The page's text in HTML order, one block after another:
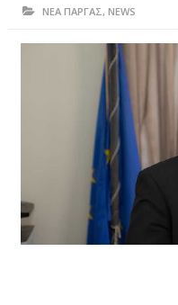
ΚΑΙ ΕΛΛΑΔΑ
ΥΓΕΙΑ-ΟΜΟΡΦΙΑ
ΠΟΛΙΤΙΣΜΟΣ
ΠΕΡΙΒΑΛΛΟΝ
ΤΕΧΝΟΛΟΓΙΑ
ΔΙΕΘΝΗ
ΝΕΑ ΠΑΡΓΑΣ, NEWS